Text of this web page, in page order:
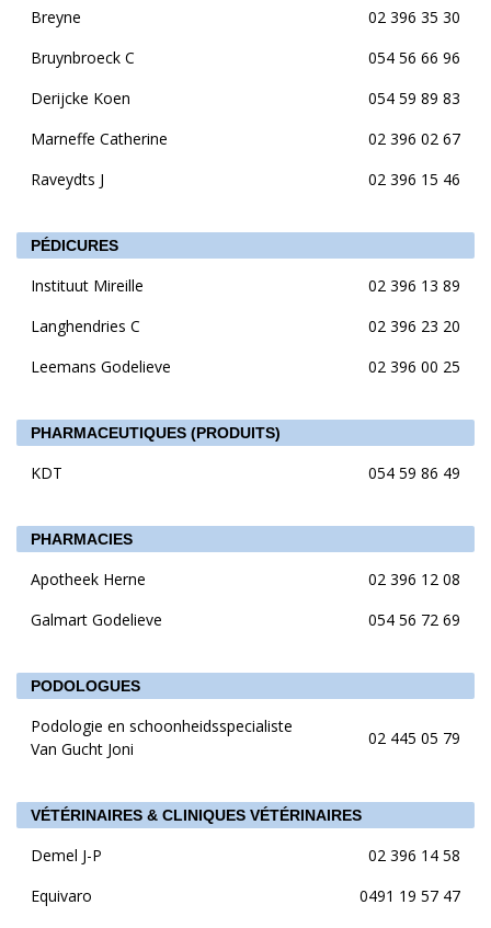
Breyne
02 396 35 30
Bruynbroeck C
054 56 66 96
Derijcke Koen
054 59 89 83
Marneffe Catherine
02 396 02 67
Raveydts J
02 396 15 46
PÉDICURES
Instituut Mireille
02 396 13 89
Langhendries C
02 396 23 20
Leemans Godelieve
02 396 00 25
PHARMACEUTIQUES (PRODUITS)
KDT 054 59 86 49
PHARMACIES
Apotheek Herne
02 396 12 08
Galmart Godelieve
054 56 72 69
PODOLOGUES
Podologie en schoonheidsspecialiste
Van Gucht Joni
02 445 05 79
VÉTÉRINAIRES & CLINIQUES VÉTÉRINAIRES
Demel J-P
02 396 14 58
Equivaro
0491 19 57 47